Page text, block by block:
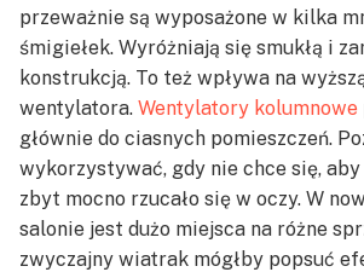
przeważnie są wyposażone w kilka
śmigiełek. Wyróżniają się smukłą i
konstrukcją. To też wpływa na
wentylatora. Wentylatory kolumnowe
głównie do ciasnych pomieszczeń.
wykorzystywać, gdy nie chce się,
zbyt mocno rzucało się w oczy. W
salonie jest dużo miejsca na różne
zwyczajny wiatrak mógłby popsuć